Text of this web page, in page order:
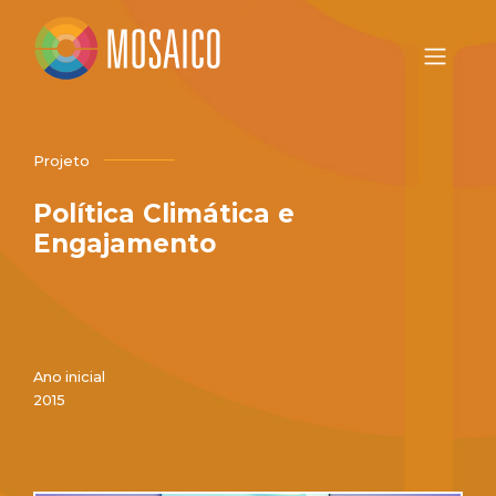
Projeto
Política Climática e
Engajamento
Ano inicial
2015